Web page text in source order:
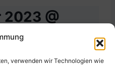
verwenden wir Technologien wie
2023 @